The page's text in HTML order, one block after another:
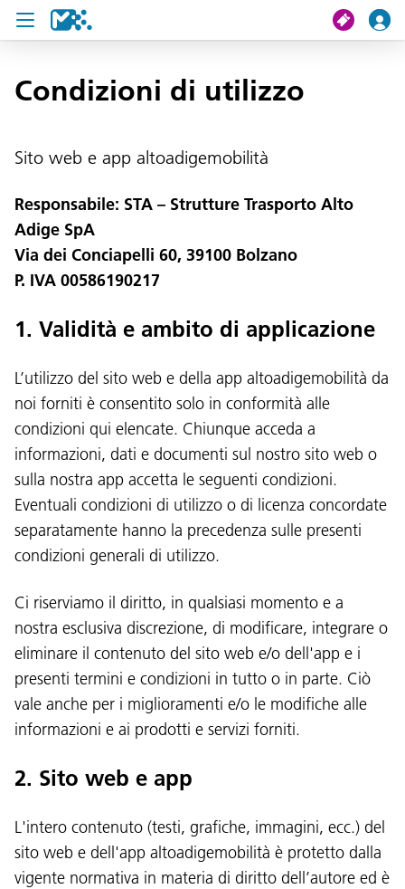
Cerca
Il mio viaggio
Pass U19
Notizie
Assistenza e
Condizioni di utilizzo
Sito web e app altoadigemobilità
Responsabile: STA – Strutture Trasporto Alto
Adige SpA
Via dei Conciapelli 60, 39100 Bolzano
P. IVA 00586190217
1. Validità e ambito di applicazione
L’utilizzo del sito web e della app altoadigemobilità da
noi forniti è consentito solo in conformità alle
condizioni qui elencate. Chiunque acceda a
informazioni, dati e documenti sul nostro sito web o
sulla nostra app accetta le seguenti condizioni.
Eventuali condizioni di utilizzo o di licenza concordate
separatamente hanno la precedenza sulle presenti
condizioni generali di utilizzo.
Ci riserviamo il diritto, in qualsiasi momento e a
nostra esclusiva discrezione, di modificare, integrare o
eliminare il contenuto del sito web e/o dell'app e i
presenti termini e condizioni in tutto o in parte. Ciò
vale anche per i miglioramenti e/o le modifiche alle
informazioni e ai prodotti e servizi forniti.
2. Sito web e app
L'intero contenuto (testi, grafiche, immagini, ecc.) del
sito web e dell'app altoadigemobilità è protetto dalla
vigente normativa in materia di diritto dell’autore ed è